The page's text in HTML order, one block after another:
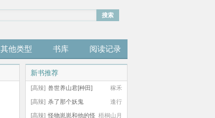
搜索
其他类型 书库 阅读记录
新书推荐
稼禾
[高辣] 兽世养山君[种田]
逢行
[高辣] 杀了那个妖鬼
梧桐山月
[高辣] 怪物崽崽和他的怪